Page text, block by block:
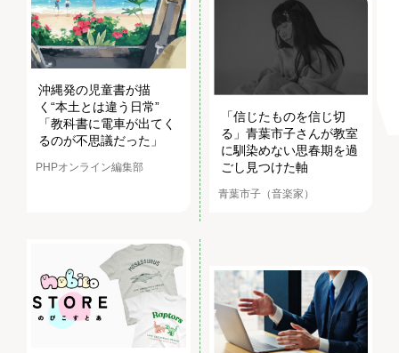
沖縄発の児童書が描
く“本土とは違う日常”
「教科書に電車が出てく
るのが不思議だった」
PHPオンライン編集部
「信じたものを信じ切
る」青葉市子さんが教室
に馴染めない思春期を過
ごし見つけた軸
青葉市子（音楽家）